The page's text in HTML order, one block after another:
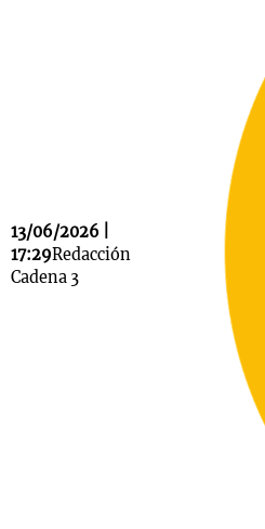
13/06/2026 |
17:29Redacción
Cadena 3